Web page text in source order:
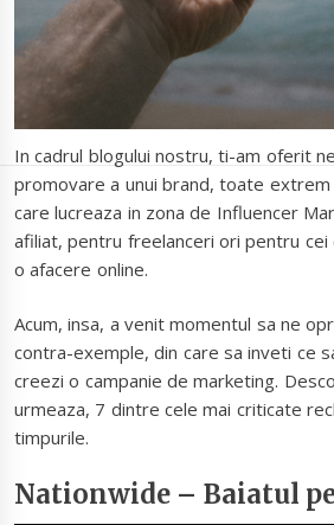
In cadrul blogului nostru, ti-am oferit
promovare a unui brand, toate
care lucreaza in zona de Influencer
afiliat, pentru freelanceri ori pentru cei
o afacere online.
Acum, insa, a venit momentul sa ne
contra-exemple, din care sa inveti ce
creezi o campanie de marketing.
urmeaza, 7 dintre cele mai criticate
timpurile.
Nationwide – Baiatul